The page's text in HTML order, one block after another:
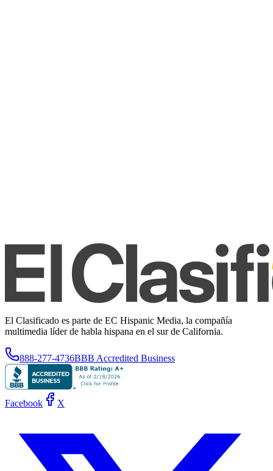
El Clasificado es parte de EC Hispanic Media, la compañía
multimedia líder de habla hispana en el sur de California.
888-277-4736BBB Accredited Business
Facebook X